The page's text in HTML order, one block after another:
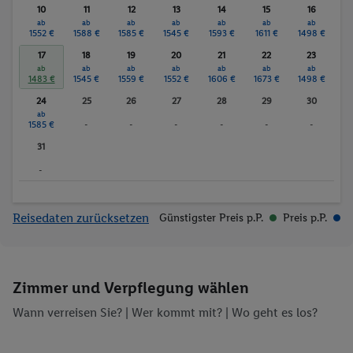
10
ab
1552 €
11
ab
1588 €
12
ab
1585 €
13
ab
1545 €
14
ab
1593 €
15
ab
1611 €
16
ab
1498 €
17
ab
1483 €
18
ab
1545 €
19
ab
1559 €
20
ab
1552 €
21
ab
1606 €
22
ab
1673 €
23
ab
1498 €
24
ab
1585 €
25
-
26
-
27
-
28
-
29
-
30
-
31
-
Reisedaten zurücksetzen Günstigster Preis p.P. Preis p.P.
Zimmer und Verpflegung wählen
Wann verreisen Sie? | Wer kommt mit? | Wo geht es los?